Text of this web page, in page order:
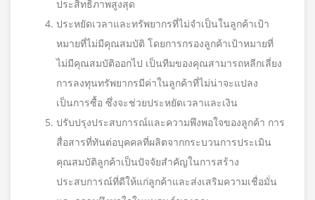
ประสิทธิภาพสูงสุด
ประหยัดเวลาและทรัพยากรที่ไม่จำเป็นในลูกค้าเป้า
หมายที่ไม่มีคุณสมบัติ โดยการกรองลูกค้าเป้าหมายที่
ไม่มีคุณสมบัติออกไป เป็นทีมของคุณสามารถหลีกเลี่ยง
การลงทุนทรัพยากรมีค่าในลูกค้าที่ไม่น่าจะแปลง
เป็นการซื้อ ซึ่งจะช่วยประหยัดเวลาและเงิน
ปรับปรุงประสบการณ์และความพึงพอใจของลูกค้า การ
สื่อสารที่ทันต่อบุคคลที่ผลิตจากกระบวนการประเมิน
คุณสมบัติลูกค้าเป็นปัจจัยสำคัญในการสร้าง
ประสบการณ์ที่ดีให้แก่ลูกค้าและส่งเสริมความเชื่อมั่น